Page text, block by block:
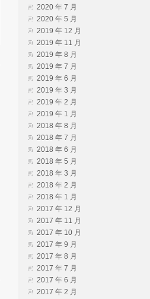
2020 年 7 月
2020 年 5 月
2019 年 12 月
2019 年 11 月
2019 年 8 月
2019 年 7 月
2019 年 6 月
2019 年 3 月
2019 年 2 月
2019 年 1 月
2018 年 8 月
2018 年 7 月
2018 年 6 月
2018 年 5 月
2018 年 3 月
2018 年 2 月
2018 年 1 月
2017 年 12 月
2017 年 11 月
2017 年 10 月
2017 年 9 月
2017 年 8 月
2017 年 7 月
2017 年 6 月
2017 年 2 月